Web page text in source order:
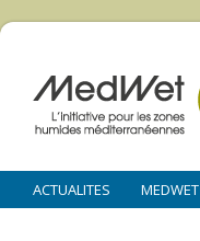
ACTUALITES MEDWET